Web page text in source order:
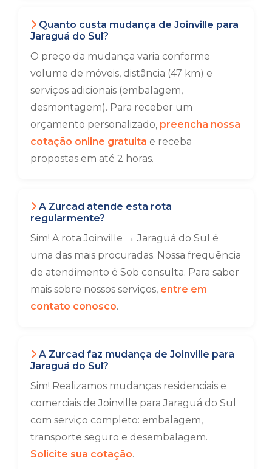
Quanto custa mudança de Joinville para
Jaraguá do Sul?
O preço da mudança varia conforme
volume de móveis, distância (47 km) e
serviços adicionais (embalagem,
desmontagem). Para receber um
orçamento personalizado, preencha nossa
cotação online gratuita e receba
propostas em até 2 horas.
A Zurcad atende esta rota
regularmente?
Sim! A rota Joinville → Jaraguá do Sul é
uma das mais procuradas. Nossa frequência
de atendimento é Sob consulta. Para saber
mais sobre nossos serviços, entre em
contato conosco.
A Zurcad faz mudança de Joinville para
Jaraguá do Sul?
Sim! Realizamos mudanças residenciais e
comerciais de Joinville para Jaraguá do Sul
com serviço completo: embalagem,
transporte seguro e desembalagem.
Solicite sua cotação.